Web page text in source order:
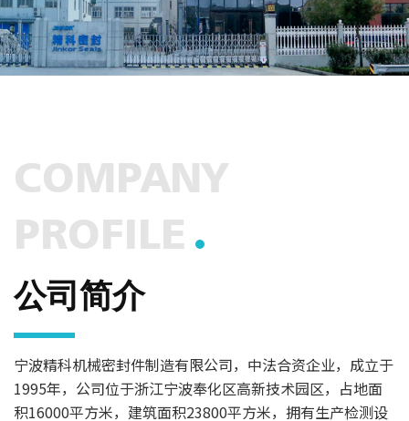
COMPANY
PROFILE
公司简介
宁波精科机械密封件制造有限公司，中法合资企业，成立于
1995年，公司位于浙江宁波奉化区高新技术园区，占地面
积16000平方米，建筑面积23800平方米，拥有生产检测设